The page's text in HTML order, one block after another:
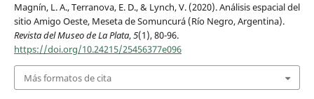
Magnín, L. A., Terranova, E. D., & Lynch, V. (2020). Análisis espacial del
sitio Amigo Oeste, Meseta de Somuncurá (Río Negro, Argentina).
Revista del Museo de La Plata,5(1), 80-96.
https://doi.org/10.24215/25456377e096
Más formatos de cita